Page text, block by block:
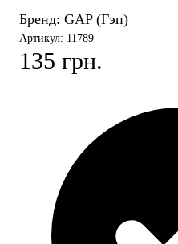
Бренд: GAP (Гэп)
Артикул: 11789
135 грн.